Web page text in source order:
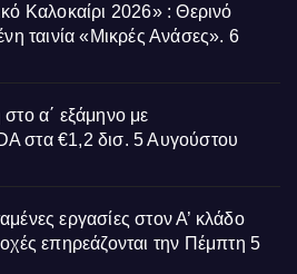
Καλοκαίρι 2026» : Θερινό
ταινία «Μικρές Ανάσες». 6
α΄ εξάμηνο με
στα €1,2 δισ. 5 Αυγούστου
εργασίες στον Α’ κλάδο
επηρεάζονται την Πέμπτη 5